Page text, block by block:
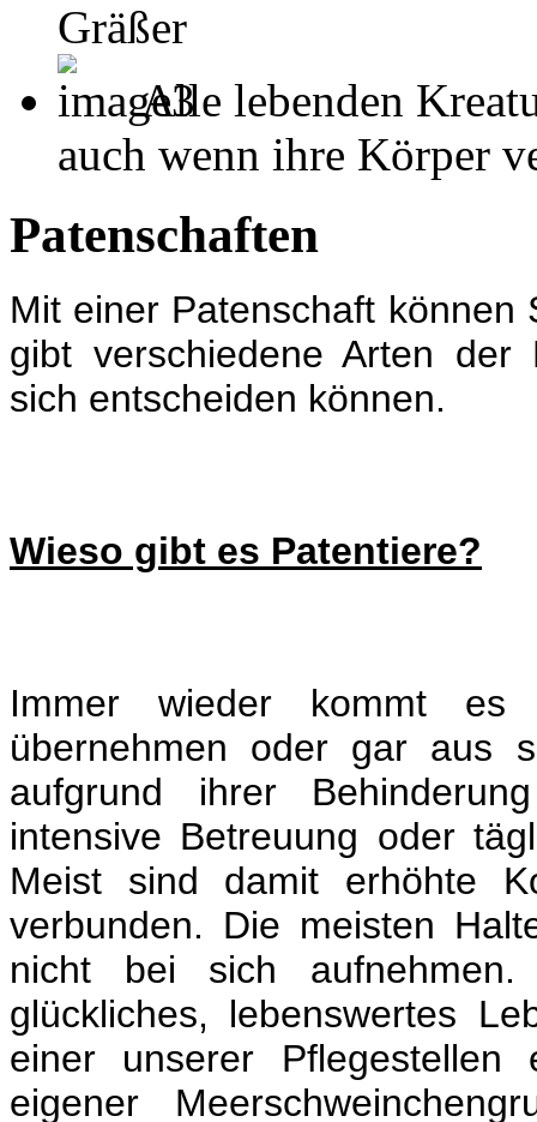
Gräßer
Alle lebenden
auch wenn ihre Körper
Patenschaften
Mit einer Patenschaft können
gibt verschiedene Arten der
sich entscheiden können.
Wieso gibt es Patentiere?
Immer wieder kommt es
übernehmen oder gar aus
aufgrund ihrer
intensive Betreuung oder
Meist sind damit erhöhte
verbunden. Die meisten
nicht bei sich
glückliches, lebenswertes
einer unserer
eigener